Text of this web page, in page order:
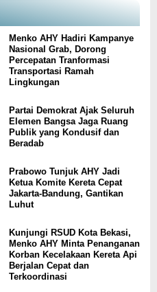
Menko AHY Hadiri Kampanye
Nasional Grab, Dorong
Percepatan Tranformasi
Transportasi Ramah
Lingkungan
Partai Demokrat Ajak Seluruh
Elemen Bangsa Jaga Ruang
Publik yang Kondusif dan
Beradab
Prabowo Tunjuk AHY Jadi
Ketua Komite Kereta Cepat
Jakarta-Bandung, Gantikan
Luhut
Kunjungi RSUD Kota Bekasi,
Menko AHY Minta Penanganan
Korban Kecelakaan Kereta Api
Berjalan Cepat dan
Terkoordinasi